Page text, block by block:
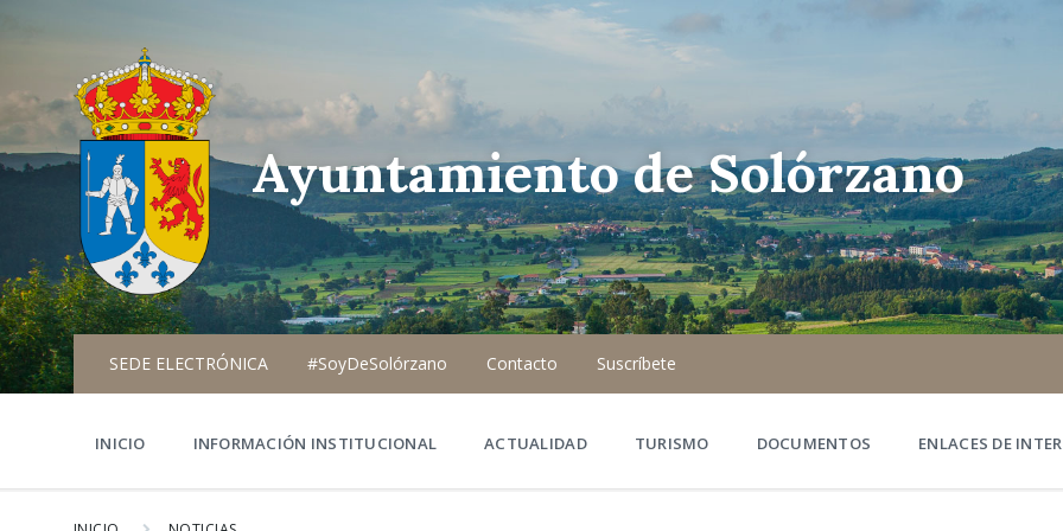
Ayuntamiento de Solórzano
SEDE ELECTRÓNICA #SoyDeSolórzano Contacto Suscríbete
INICIO INFORMACIÓN INSTITUCIONAL ACTUALIDAD TURISMO DOCUMENTOS ENLACES DE